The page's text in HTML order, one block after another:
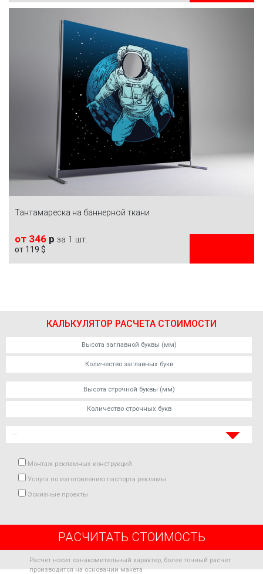
ЗАКАЗАТЬ
Тантамареска на баннерной ткани
от 346 р за 1 шт.
от 119 $
КАЛЬКУЛЯТОР РАСЧЕТА СТОИМОСТИ
Монтаж рекламных конструкций
Услуга по изготовлению паспорта рекламы
Эскизные проекты
РАСЧИТАТЬ СТОИМОСТЬ
Расчет носит ознакомительный характер, более точный расчет
производится на основании макета